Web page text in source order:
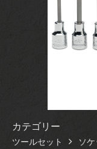
カテゴリー
ツールセット ソ